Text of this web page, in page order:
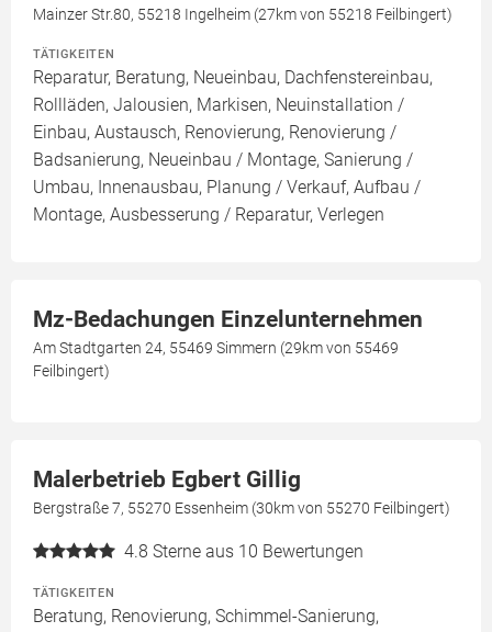
Mainzer Str.80, 55218 Ingelheim (27km von 55218 Feilbingert)
TÄTIGKEITEN
Reparatur, Beratung, Neueinbau, Dachfenstereinbau,
Rollläden, Jalousien, Markisen, Neuinstallation /
Einbau, Austausch, Renovierung, Renovierung /
Badsanierung, Neueinbau / Montage, Sanierung /
Umbau, Innenausbau, Planung / Verkauf, Aufbau /
Montage, Ausbesserung / Reparatur, Verlegen
Mz-Bedachungen Einzelunternehmen
Am Stadtgarten 24, 55469 Simmern (29km von 55469
Feilbingert)
Malerbetrieb Egbert Gillig
Bergstraße 7, 55270 Essenheim (30km von 55270 Feilbingert)
4.8 Sterne aus 10 Bewertungen
TÄTIGKEITEN
Beratung, Renovierung, Schimmel-Sanierung,